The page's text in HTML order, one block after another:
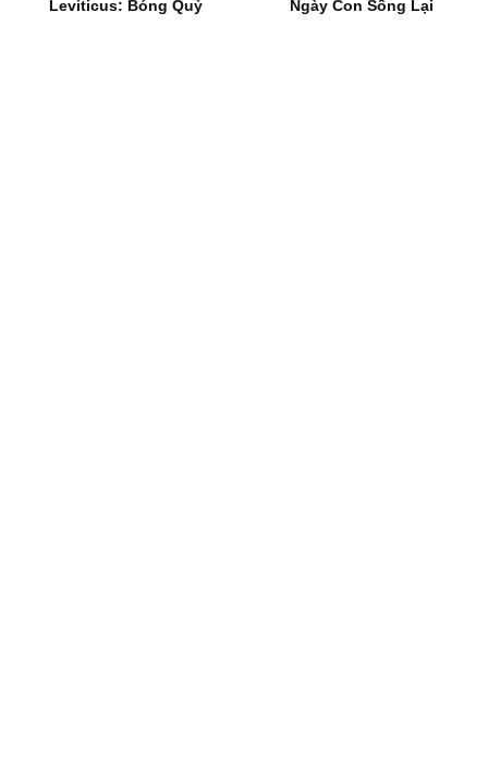
Leviticus: Bóng Quỷ Ngày Con Sống Lại